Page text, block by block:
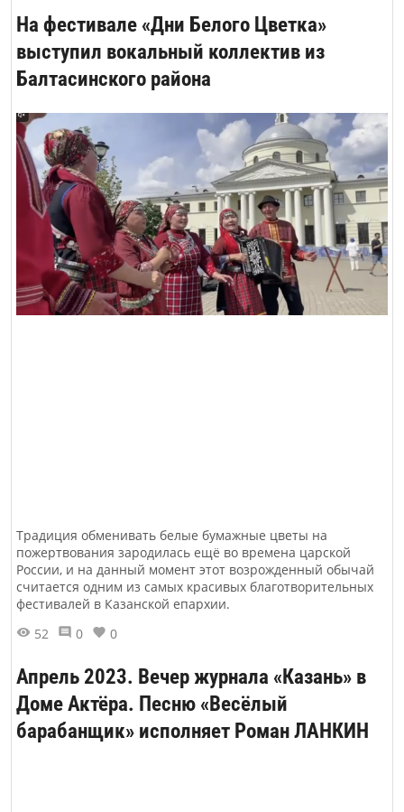
На фестивале «Дни Белого Цветка»
выступил вокальный коллектив из
Балтасинского района
Традиция обменивать белые бумажные цветы на
пожертвования зародилась ещё во времена царской
России, и на данный момент этот возрожденный обычай
считается одним из самых красивых благотворительных
фестивалей в Казанской епархии.
52
0 0
Апрель 2023. Вечер журнала «Казань» в
Доме Актёра. Песню «Весёлый
барабанщик» исполняет Роман ЛАНКИН